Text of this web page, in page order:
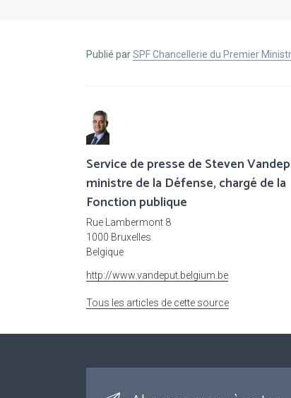
Publié parSPF Chancellerie du Premier
Service de presse de Steven
ministre de la Défense, chargé de la
Fonction publique
Rue Lambermont 8
1000 Bruxelles
Belgique
http://www.vandeput.belgium.be
Tous les articles de cette source